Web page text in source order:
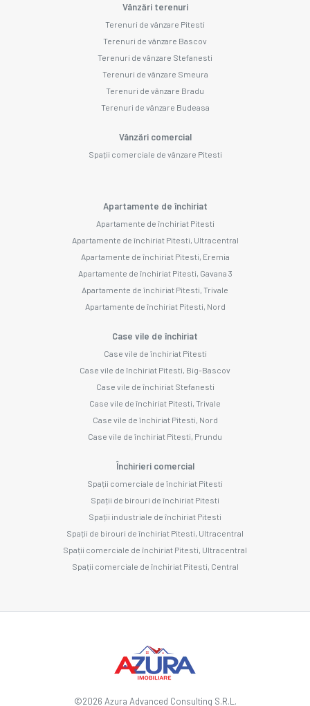
Vânzări terenuri
Terenuri de vânzare Pitesti
Terenuri de vânzare Bascov
Terenuri de vânzare Stefanesti
Terenuri de vânzare Smeura
Terenuri de vânzare Bradu
Terenuri de vânzare Budeasa
Vânzări comercial
Spații comerciale de vânzare Pitesti
Apartamente de închiriat
Apartamente de închiriat Pitesti
Apartamente de închiriat Pitesti, Ultracentral
Apartamente de închiriat Pitesti, Eremia
Apartamente de închiriat Pitesti, Gavana 3
Apartamente de închiriat Pitesti, Trivale
Apartamente de închiriat Pitesti, Nord
Case vile de închiriat
Case vile de închiriat Pitesti
Case vile de închiriat Pitesti, Big-Bascov
Case vile de închiriat Stefanesti
Case vile de închiriat Pitesti, Trivale
Case vile de închiriat Pitesti, Nord
Case vile de închiriat Pitesti, Prundu
Închirieri comercial
Spații comerciale de închiriat Pitesti
Spații de birouri de închiriat Pitesti
Spații industriale de închiriat Pitesti
Spații de birouri de închiriat Pitesti, Ultracentral
Spații comerciale de închiriat Pitesti, Ultracentral
Spații comerciale de închiriat Pitesti, Central
©2026 Azura Advanced Consulting S.R.L.